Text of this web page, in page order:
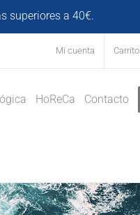
superiores a 40€.
Mi cuenta Carrito
HoReCa Contacto